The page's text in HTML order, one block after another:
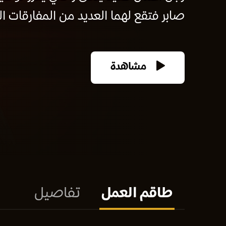
صابر فتقع لهما العديد من المفارقات
مشاهدة
طاقم العمل تفاصيل